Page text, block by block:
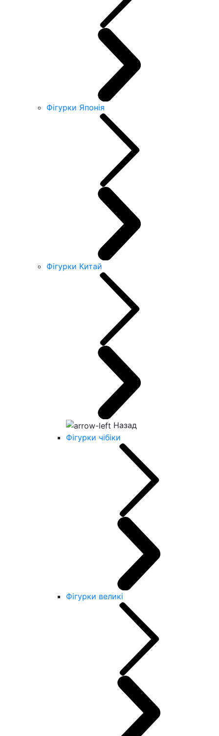
Фігурки Японія
Фігурки Китай
Назад
Фігурки чібіки
Фігурки великі